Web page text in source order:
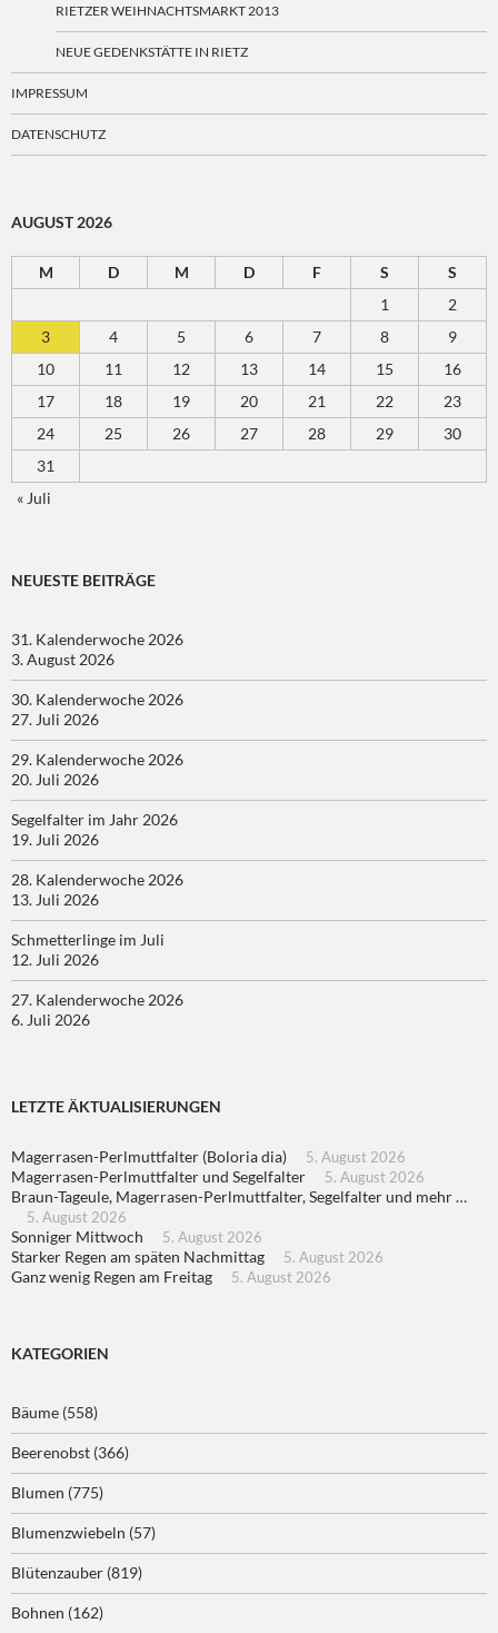
RIETZER WEIHNACHTSMARKT 2013
NEUE GEDENKSTÄTTE IN RIETZ
IMPRESSUM
DATENSCHUTZ
AUGUST 2026
M D M D F S
S
1
2
3
4 5 6 7 8
9
10
11 12 13 14 15
16
17
18 19 20 21 22
23
24
25 26 27 28 29
30
31
« Juli
NEUESTE BEITRÄGE
31. Kalenderwoche 2026
3. August 2026
30. Kalenderwoche 2026
27. Juli 2026
29. Kalenderwoche 2026
20. Juli 2026
Segelfalter im Jahr 2026
19. Juli 2026
28. Kalenderwoche 2026
13. Juli 2026
Schmetterlinge im Juli
12. Juli 2026
27. Kalenderwoche 2026
6. Juli 2026
LETZTE ÄKTUALISIERUNGEN
Magerrasen-Perlmuttfalter (Boloria dia) 5. August 2026
Magerrasen-Perlmuttfalter und Segelfalter 5. August 2026
Braun-Tageule, Magerrasen-Perlmuttfalter, Segelfalter und mehr …
5. August 2026
Sonniger Mittwoch 5. August 2026
Starker Regen am späten Nachmittag 5. August 2026
Ganz wenig Regen am Freitag 5. August 2026
KATEGORIEN
Bäume (558)
Beerenobst (366)
Blumen (775)
Blumenzwiebeln (57)
Blütenzauber (819)
Bohnen (162)